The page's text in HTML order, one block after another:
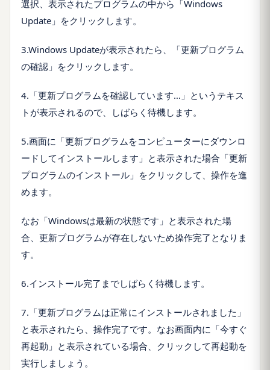
選択、表示されたプログラムの中から「Windows
Update」をクリックします。
3.Windows Updateが表示されたら、「更新プログラム
の確認」をクリックします。
4.「更新プログラムを確認しています…」というテキス
トが表示されるので、しばらく待機します。
5.画面に「更新プログラムをコンピューターにダウンロ
ードしてインストールします」と表示された場合「更新
プログラムのインストール」をクリックして、操作を進
めます。
なお「Windowsは最新の状態です」と表示された場
合、更新プログラムが存在しないため操作完了となりま
す。
6.インストール完了までしばらく待機します。
7.「更新プログラムは正常にインストールされました」
と表示されたら、操作完了です。なお画面内に「今すぐ
再起動」と表示されている場合、クリックして再起動を
実行しましょう。